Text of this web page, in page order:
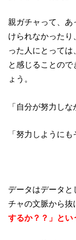
親ガチャって、
けられなかった
った人にとっては
と感じることの
ょう。
「自分が努力し
「努力しように
データはデータ
チャの文脈から
するか？？」とい